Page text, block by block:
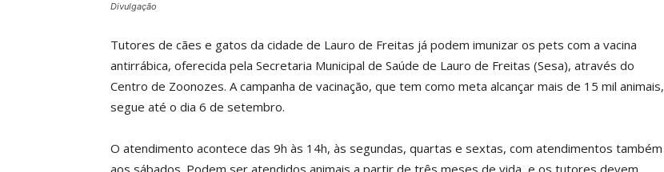
Divulgação
Tutores de cães e gatos da cidade de Lauro de Freitas já podem imunizar os pets com a vacina
antirrábica, oferecida pela Secretaria Municipal de Saúde de Lauro de Freitas (Sesa), através do
Centro de Zoonozes. A campanha de vacinação, que tem como meta alcançar mais de 15 mil animais,
segue até o dia 6 de setembro.
O atendimento acontece das 9h às 14h, às segundas, quartas e sextas, com atendimentos também